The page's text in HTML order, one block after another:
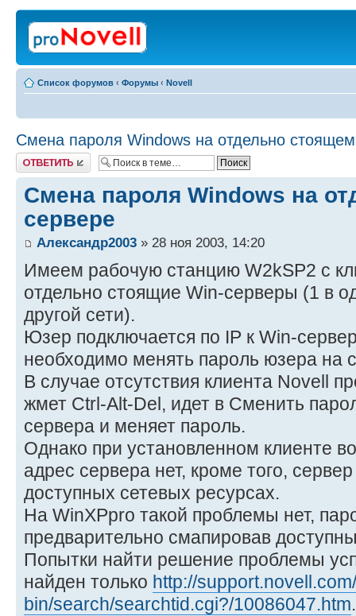
Список форумов ‹ Форумы ‹ Novell
Смена пароля Windows на отдельно
Ответить
Смена пароля Windows на
сервере
Александр2003 » 28 ноя 2003, 14:20
Имеем рабочую станцию W2kSP2 с
отдельно стоящие Win-серверы (1 в
другой сети).
Юзер подключается по IP к Win-
необходимо менять пароль юзера на
В случае отсутствия клиента Novell
жмет Ctrl-Alt-Del, идет в Сменить
сервера и меняет пароль.
Однако при установленном клиенте
адрес сервера нет, кроме того,
доступных сетевых ресурсах.
На WinXPpro такой проблемы нет,
предварительно смапировав
Попытки найти решение проблемы
найден только http://
bin/search/searchtid.cgi?/10086047.htm.